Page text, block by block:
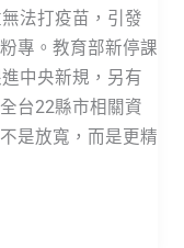
法打疫苗，引發
專。教育部新停課
中央新規，另有
台22縣市相關資
是放寬，而是更精